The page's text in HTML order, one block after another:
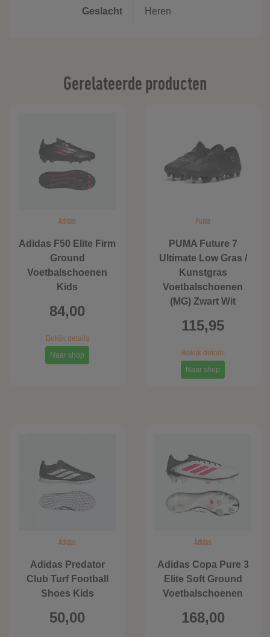
Geslacht Heren
Gerelateerde producten
Adidas
Adidas F50 Elite Firm
Ground
Voetbalschoenen
Kids
84,00
Bekijk details
Naar shop
Puma
PUMA Future 7
Ultimate Low Gras /
Kunstgras
Voetbalschoenen
(MG) Zwart Wit
115,95
Bekijk details
Naar shop
Adidas
Adidas Predator
Club Turf Football
Shoes Kids
50,00
Adidas
Adidas Copa Pure 3
Elite Soft Ground
Voetbalschoenen
168,00